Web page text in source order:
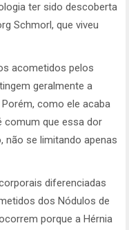
ter sido descoberta
Schmorl, que viveu
acometidos pelos
geralmente a
como ele acaba
comum que essa dor
não se limitando apenas
diferenciadas
dos Nódulos de
porque a Hérnia